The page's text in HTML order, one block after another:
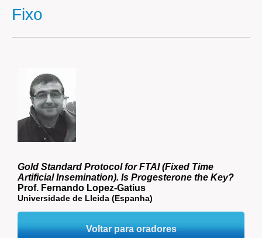
Fixo
Gold Standard Protocol for FTAI (Fixed Time
Artificial Insemination). Is Progesterone the Key?
Prof. Fernando Lopez-Gatius
Universidade de Lleida (Espanha)
Voltar para oradores